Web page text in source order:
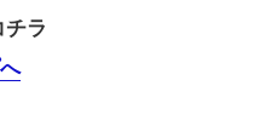
ラ